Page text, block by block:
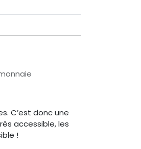
C’est donc une
accessible, les
!